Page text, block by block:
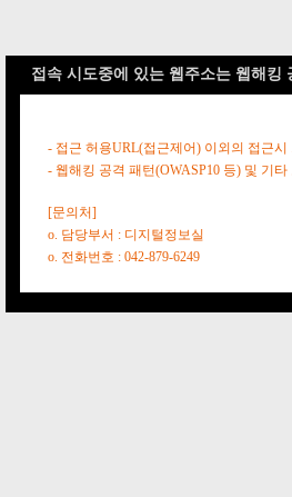
접속 시도중에 있는 웹주소는 웹해킹
- 접근 허용URL(접근제어) 이외의 접근시
- 웹해킹 공격 패턴(OWASP10 등) 및 기
[문의처]
o. 담당부서 : 디지털정보실
o. 전화번호 : 042-879-6249